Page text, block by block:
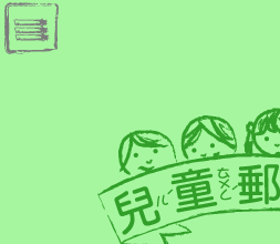
跳到主要內容區塊